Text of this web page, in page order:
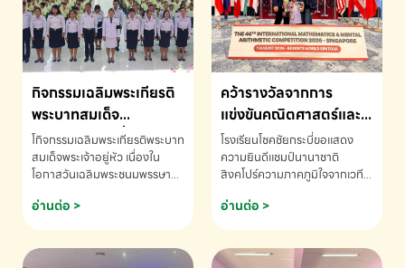
กิจกรรมเฉลิมพระเกียรติ
พระบาทสมเด็จ
พระเจ้าอยู่หัว เนื่องใน
โอกาสวันเฉลิม
พระชนมพรรษา
โกิจกรรมเฉลิมพระเกียรติพระบาท
สมเด็จพระเจ้าอยู่หัว เนื่องใน
โอกาสวันเฉลิมพระชนมพรรษา
ข้อมูลเพิ่มเติม โทร. 075-691910
อ่านต่อ >
คว้ารางวัลจากการ
แข่งขันคณิตศาสตร์และ
คณิตคิดเร็วนานาชาติ
ครั้งที่ 46 ประจำปี 2569
ณ ประเทศสิงคโปร์
โรงเรียนโชคชัยกระบี่ขอแสดง
ความยินดีแชมป์นานาชาติ
สิงคโปร์ความภาคภูมิใจจากเวที
ด.ช.พัทธนันท์ พรหมพันธ์ ชั้น
อนุบาล EP K3 โรงเรียนโชคชัย
แข่งขันคณิตศาสตร์และคณิตคิด
อ่านต่อ >